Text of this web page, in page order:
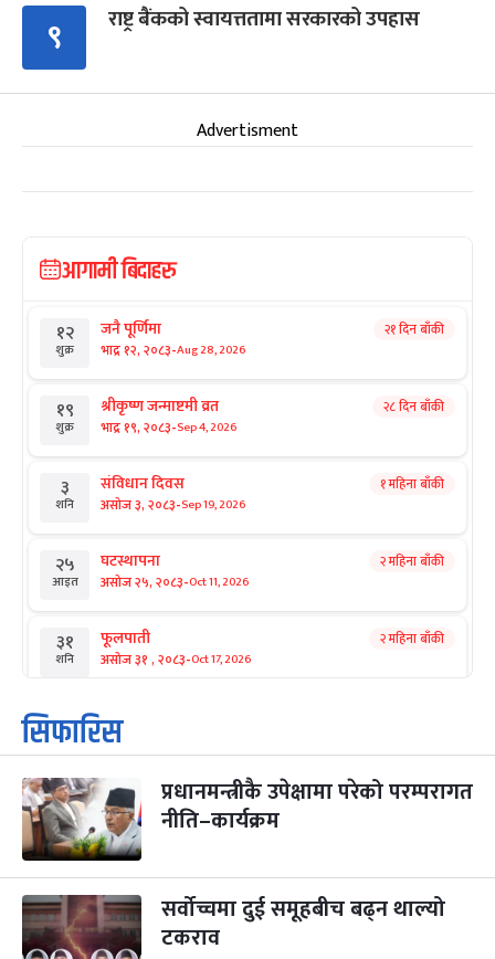
९ राष्ट्र बैंकको स्वायत्ततामा सरकारको उपहास
Advertisment
आगामी बिदाहरु
१२
शुक्र
जनै पूर्णिमा
भाद्र १२, २०८३-Aug 28, 2026
२१ दिन बाँकी
१९
शुक्र
श्रीकृष्ण जन्माष्टमी व्रत
भाद्र १९, २०८३-Sep 4, 2026
२८ दिन बाँकी
३
शनि
संविधान दिवस
असोज ३, २०८३-Sep 19, 2026
१ महिना बाँकी
२५
आइत
घटस्थापना
असोज २५, २०८३-Oct 11, 2026
२ महिना बाँकी
३१
शनि
फूलपाती
असोज ३१ , २०८३-Oct 17, 2026
२ महिना बाँकी
१
आइत
कार्तिक सङ्क्रान्ति
कार्तिक १, २०८३
३
मंगल
महानवमी
कार्तिक ३, २०८३-Oct 20, 2026
२ महिना बाँकी
४
बुध कार्तिक ४, २०८३ -Oct 21, 2026
५ पापा‌ङ्कुशा एकादशी व्रत
सिफारिस
प्रधानमन्त्रीकै उपेक्षामा परेको परम्परागत
नीति–कार्यक्रम
सर्वोच्चमा दुई समूहबीच बढ्न थाल्यो
टकराव